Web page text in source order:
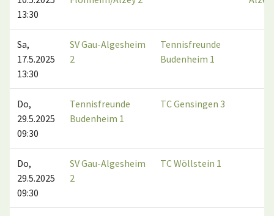
13:30
Sa,
17.5.2025
13:30
SV Gau-Algesheim
2
Tennisfreunde
Budenheim 1
Do,
29.5.2025
09:30
Tennisfreunde
Budenheim 1
TC Gensingen 3
Do,
29.5.2025
09:30
SV Gau-Algesheim
2
TC Wöllstein 1